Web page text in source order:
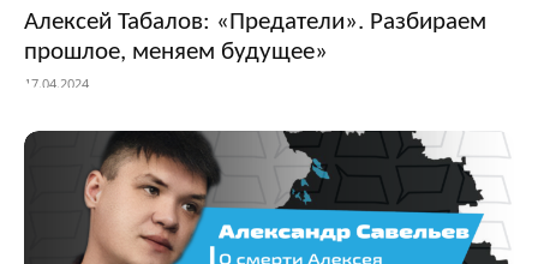
Алексей Табалов: «Предатели». Разбираем
прошлое, меняем будущее»
17.04.2024